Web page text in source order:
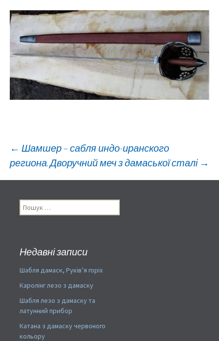
Навигация
по
записям
← Шамшер – сабля индо-иранского
региона.Дворучний меч з дамаської сталі →
Пошук:
Недавні записи
Шабля дамаск, Руків’я горіх
Каролінг лезо з дамаску
Шабля лезо з дамаску та
латунний прибор
Катана з дамаску червоного
кольору